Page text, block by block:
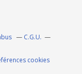
C.G.U.
cookies